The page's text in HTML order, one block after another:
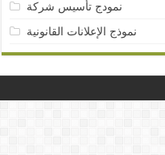
نمودج تأسيس شركة
نموذج الإعلانات القانونية